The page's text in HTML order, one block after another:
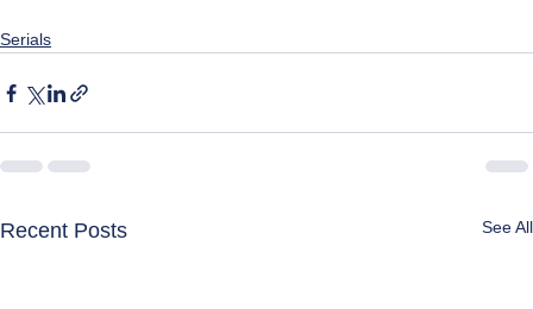
Serials
Recent Posts See All